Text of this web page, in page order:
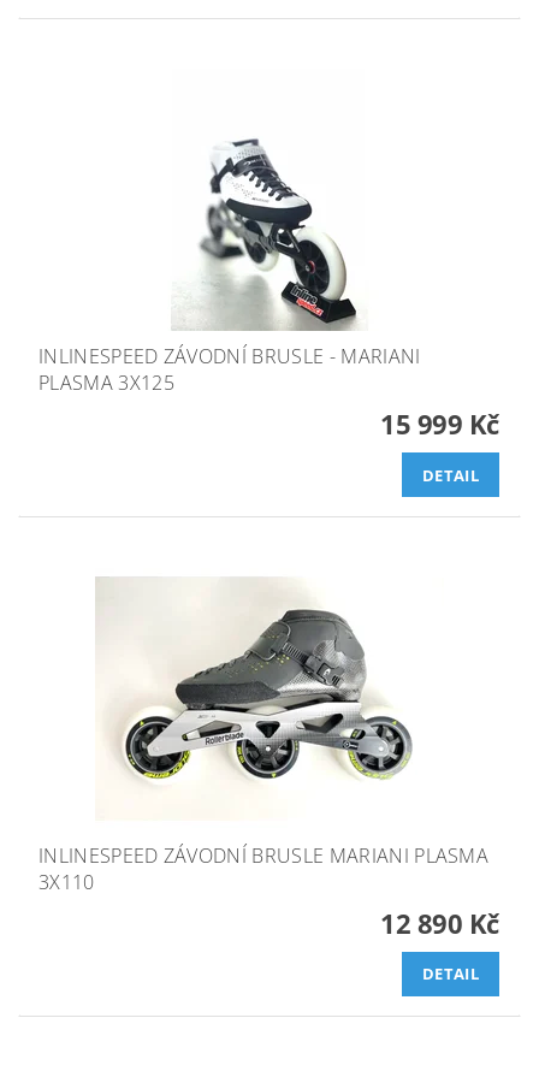
INLINESPEED ZÁVODNÍ BRUSLE - MARIANI
PLASMA 3X125
15 999 Kč
DETAIL
INLINESPEED ZÁVODNÍ BRUSLE MARIANI PLASMA
3X110
12 890 Kč
DETAIL